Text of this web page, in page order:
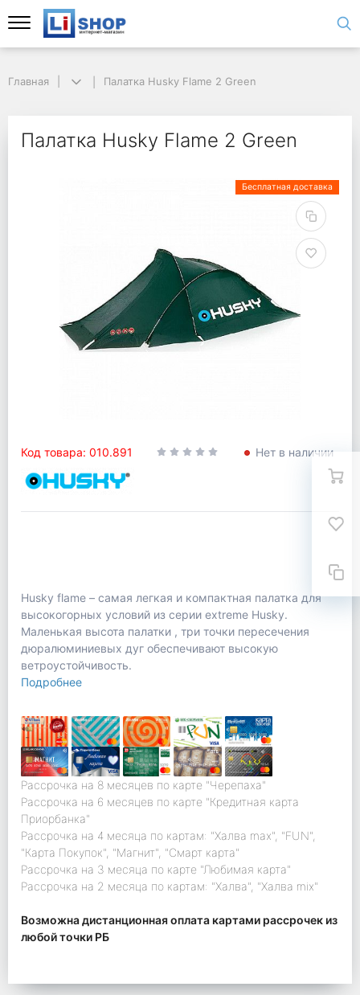
Главная Палатка Husky Flame 2 Green
Палатка Husky Flame 2 Green
Бесплатная доставка
Код товара: 010.891 Нет в наличии
Husky flame – самая легкая и компактная палатка для
высокогорных условий из серии extreme Husky.
Маленькая высота палатки , три точки пересечения
дюралюминиевых дуг обеспечивают высокую
ветроустойчивость.
Подробнее
Рассрочка на 8 месяцев по карте "Черепаха"
Рассрочка на 6 месяцев по карте "Кредитная карта
Приорбанка"
Рассрочка на 4 месяца по картам: "Халва max", "FUN",
"Карта Покупок", "Магнит", "Смарт карта"
Рассрочка на 3 месяца по карте "Любимая карта"
Рассрочка на 2 месяца по картам: "Халва", "Халва mix"
Возможна дистанционная оплата картами рассрочек из
любой точки РБ